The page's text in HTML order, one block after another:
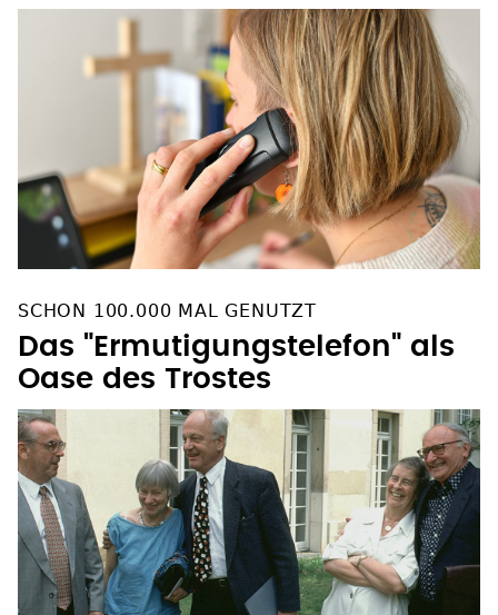
OFT GELESEN
SCHON 100.000 MAL GENUTZT
Das "Ermutigungstelefon" als